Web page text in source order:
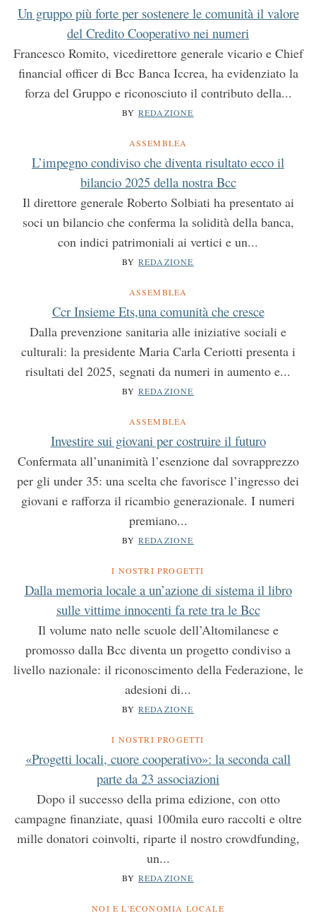
Un gruppo più forte per sostenere le comunità il valore
del Credito Cooperativo nei numeri
Francesco Romito, vicedirettore generale vicario e Chief
financial officer di Bcc Banca Iccrea, ha evidenziato la
forza del Gruppo e riconosciuto il contributo della...
BY REDAZIONE
ASSEMBLEA
L’impegno condiviso che diventa risultato ecco il
bilancio 2025 della nostra Bcc
Il direttore generale Roberto Solbiati ha presentato ai
soci un bilancio che conferma la solidità della banca,
con indici patrimoniali ai vertici e un...
BY REDAZIONE
ASSEMBLEA
Ccr Insieme Ets,una comunità che cresce
Dalla prevenzione sanitaria alle iniziative sociali e
culturali: la presidente Maria Carla Ceriotti presenta i
risultati del 2025, segnati da numeri in aumento e...
BY REDAZIONE
ASSEMBLEA
Investire sui giovani per costruire il futuro
Confermata all’unanimità l’esenzione dal sovrapprezzo
per gli under 35: una scelta che favorisce l’ingresso dei
giovani e rafforza il ricambio generazionale. I numeri
premiano...
BY REDAZIONE
I NOSTRI PROGETTI
Dalla memoria locale a un’azione di sistema il libro
sulle vittime innocenti fa rete tra le Bcc
Il volume nato nelle scuole dell’Altomilanese e
promosso dalla Bcc diventa un progetto condiviso a
livello nazionale: il riconoscimento della Federazione, le
adesioni di...
BY REDAZIONE
I NOSTRI PROGETTI
«Progetti locali, cuore cooperativo»: la seconda call
parte da 23 associazioni
Dopo il successo della prima edizione, con otto
campagne finanziate, quasi 100mila euro raccolti e oltre
mille donatori coinvolti, riparte il nostro crowdfunding,
un...
BY REDAZIONE
NOI E L'ECONOMIA LOCALE